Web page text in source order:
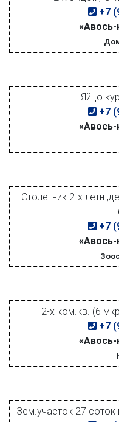
+7
Яйцо
+7
Столетник 2-х
+7
2-х ком.кв. (6
+7
Зем.участок 27